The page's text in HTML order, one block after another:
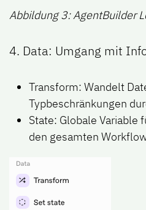
Abbildung 3: AgentBuilder
4. Data: Umgang mit
Transform: Wandelt
Typbeschränkungen
State: Globale Variable
den gesamten